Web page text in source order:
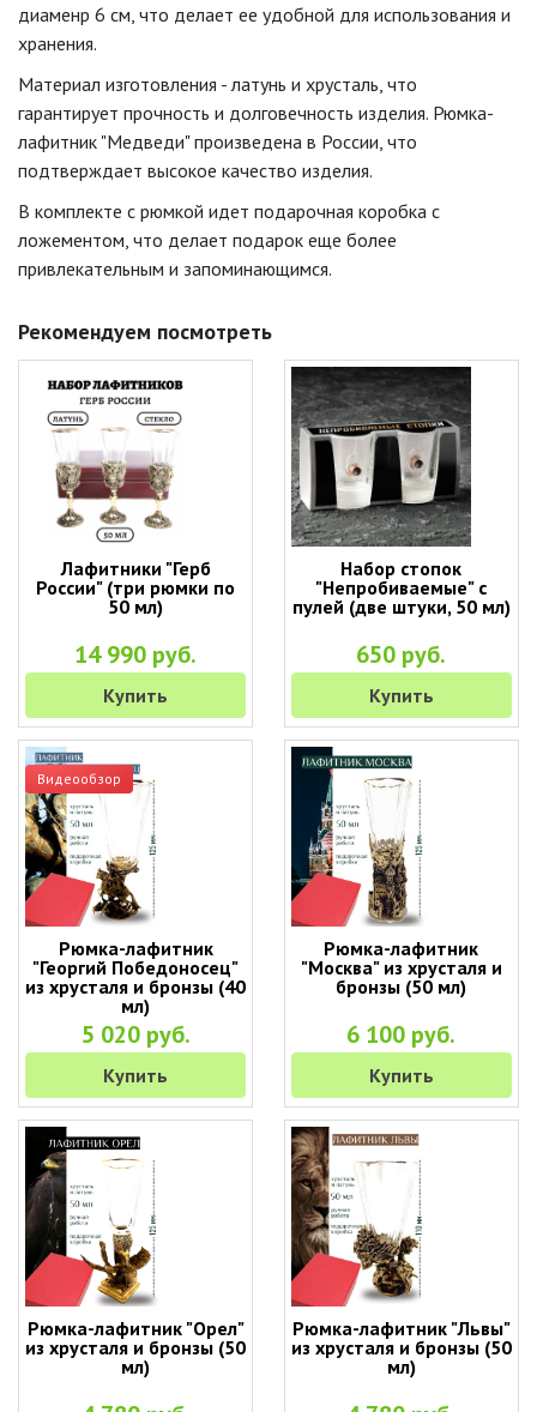
диаменр 6 см, что делает ее удобной для использования и
хранения.
Материал изготовления - латунь и хрусталь, что
гарантирует прочность и долговечность изделия. Рюмка-
лафитник "Медведи" произведена в России, что
подтверждает высокое качество изделия.
В комплекте с рюмкой идет подарочная коробка с
ложементом, что делает подарок еще более
привлекательным и запоминающимся.
Рекомендуем посмотреть
Лафитники "Герб
России" (три рюмки по
50 мл)
14 990 руб.
Купить
Набор стопок
"Непробиваемые" с
пулей (две штуки, 50 мл)
650 руб.
Купить
Видеообзор
Рюмка-лафитник
"Георгий Победоносец"
из хрусталя и бронзы (40
мл)
5 020 руб.
Купить
Рюмка-лафитник
"Москва" из хрусталя и
бронзы (50 мл)
6 100 руб.
Купить
Рюмка-лафитник "Орел"
из хрусталя и бронзы (50
мл)
Рюмка-лафитник "Львы"
из хрусталя и бронзы (50
мл)